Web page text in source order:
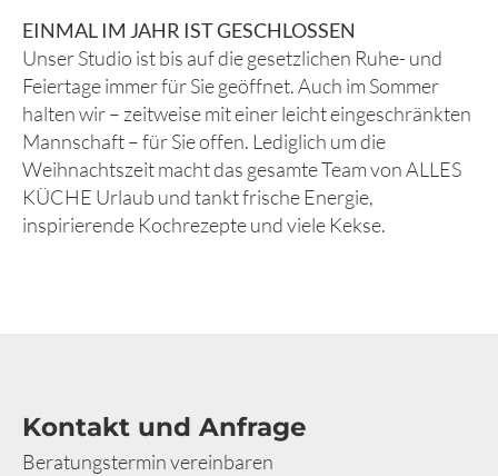
EINMAL IM JAHR IST GESCHLOSSEN
Unser Studio ist bis auf die gesetzlichen Ruhe- und
Feiertage immer für Sie geöffnet. Auch im Sommer
halten wir – zeitweise mit einer leicht eingeschränkten
Mannschaft – für Sie offen. Lediglich um die
Weihnachtszeit macht das gesamte Team von ALLES
KÜCHE Urlaub und tankt frische Energie,
inspirierende Kochrezepte und viele Kekse.
Kontakt und Anfrage
Beratungstermin vereinbaren